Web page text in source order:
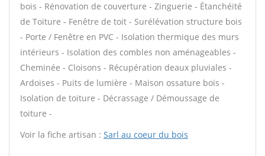
bois - Rénovation de couverture - Zinguerie - Étanchéité
de Toiture - Fenêtre de toit - Surélévation structure bois
- Porte / Fenêtre en PVC - Isolation thermique des murs
intérieurs - Isolation des combles non aménageables -
Cheminée - Cloisons - Récupération deaux pluviales -
Ardoises - Puits de lumière - Maison ossature bois -
Isolation de toiture - Décrassage / Démoussage de
toiture -
Voir la fiche artisan : Sarl au coeur du bois